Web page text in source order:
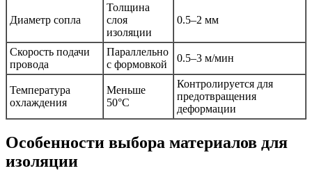
Диаметр сопла
Толщина
слоя
изоляции
0.5–2 мм
Скорость подачи
провода
Параллельно
с формовкой
0.5–3 м/мин
Температура
охлаждения
Меньше
50°C
Контролируется для
предотвращения
деформации
Особенности выбора материалов для
изоляции